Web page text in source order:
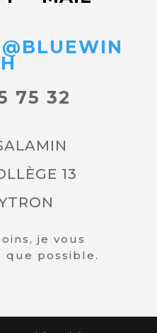
75 32
13
je vous
que possible.